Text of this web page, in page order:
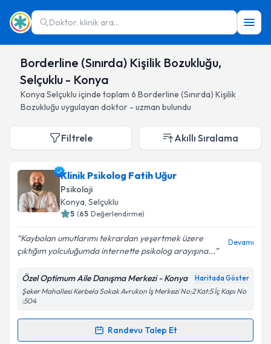
Doktor, klinik ara...
Borderline (Sınırda) Kişilik Bozukluğu,
Selçuklu - Konya
Konya Selçuklu içinde toplam 6 Borderline (Sınırda) Kişilik
Bozukluğu uygulayan doktor - uzman bulundu
Filtrele Akıllı Sıralama
Klinik Psikolog Fatih Uğur
Psikoloji
Konya, Selçuklu
5 (65 Değerlendirme)
Kaybolan umutlarımı tekrardan yeşertmek üzere
çıktığım yolculuğumda internette psikolog arayışına...
Devamı
Özel Optimum Aile Danışma Merkezi - Konya Haritada Göster
Şeker Mahallesi Kerbela Sokak Avrukon İş Merkezi No:2 Kat:5 İç Kapı No
:504
Randevu Talep Et
Randevu Takvimi Talebi